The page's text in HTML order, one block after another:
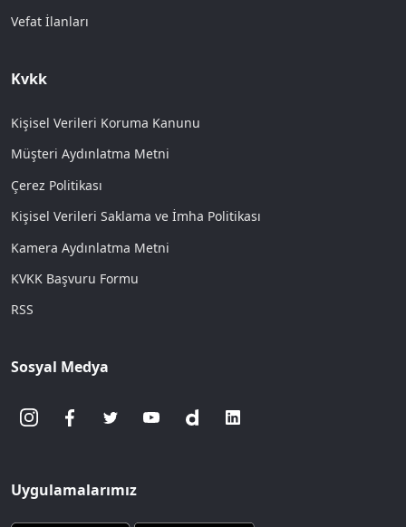
Vefat İlanları
Kvkk
Kişisel Verileri Koruma Kanunu
Müşteri Aydınlatma Metni
Çerez Politikası
Kişisel Verileri Saklama ve İmha Politikası
Kamera Aydınlatma Metni
KVKK Başvuru Formu
RSS
Sosyal Medya
Uygulamalarımız